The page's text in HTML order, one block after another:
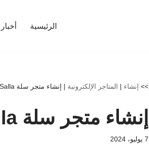
الرئيسية أخبار
>> إنشاء | المتاجر الإلكترونية | إنشاء متجر سلة Salla
إنشاء متجر سلة Salla
7 يوليو، 2024